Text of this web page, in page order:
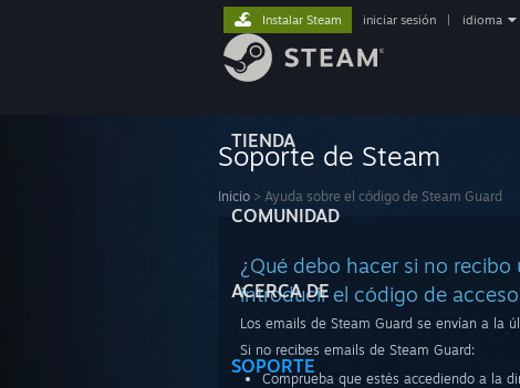
TIENDA
COMUNIDAD
ACERCA DE
SOPORTE
Instalar Steam iniciar sesión idioma
Soporte de Steam
Inicio > Ayuda sobre el código de Steam Guard
¿Qué debo hacer si no
introducir el código de
Los emails de Steam Guard se envían a la
Si no recibes emails de Steam Guard:
Comprueba que estés accediendo a la